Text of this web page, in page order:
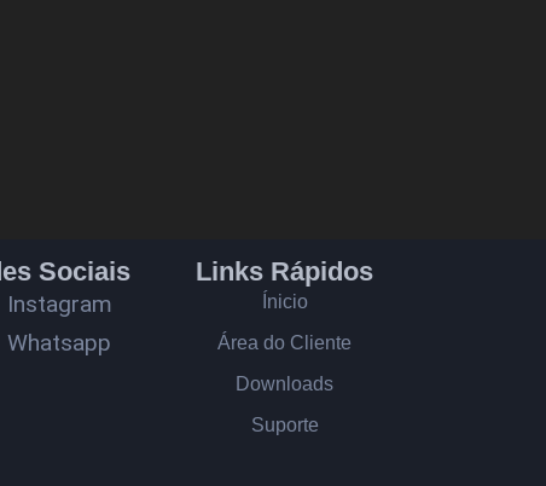
Sociais
Instagram
Whatsapp
Links Rápidos
Ínicio
Área do Cliente
Downloads
Suporte